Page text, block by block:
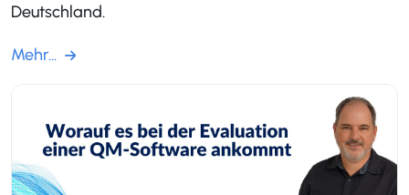
Deutschland.
Mehr...